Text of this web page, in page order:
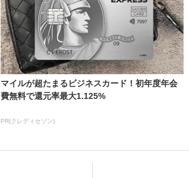
マイルが超たまるビジネスカード！初年度年会
費無料で還元率最大1.125%
PR(クレディセゾン)